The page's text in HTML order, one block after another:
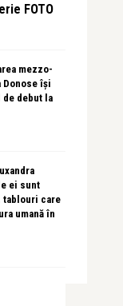
FOTO
mezzo-
Donose își
de debut la
ei sunt
tablouri care
umană în